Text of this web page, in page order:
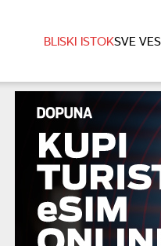
BLISKI ISTOKSVE